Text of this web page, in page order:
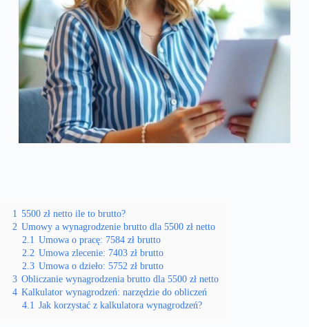
1 5500 zł netto ile to brutto?
2 Umowy a wynagrodzenie brutto dla 5500 zł netto
2.1 Umowa o pracę: 7584 zł brutto
2.2 Umowa zlecenie: 7403 zł brutto
2.3 Umowa o dzieło: 5752 zł brutto
3 Obliczanie wynagrodzenia brutto dla 5500 zł netto
4 Kalkulator wynagrodzeń: narzędzie do obliczeń
4.1 Jak korzystać z kalkulatora wynagrodzeń?